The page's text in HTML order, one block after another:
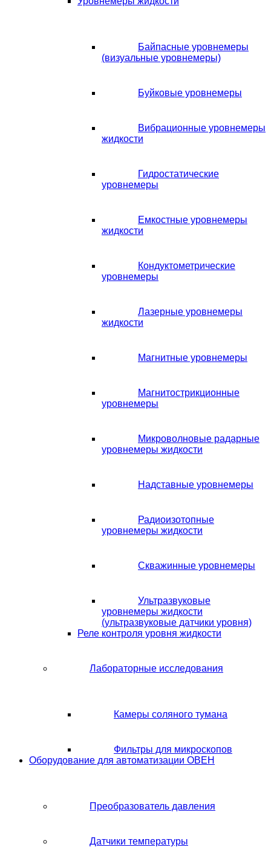
Байпасные уровнемеры
(визуальные уровнемеры)
Буйковые уровнемеры
Вибрационные уровнемеры
жидкости
Гидростатические
уровнемеры
Емкостные уровнемеры
жидкости
Кондуктометрические
уровнемеры
Лазерные уровнемеры
жидкости
Магнитные уровнемеры
Магнитострикционные
уровнемеры
Микроволновые радарные
уровнемеры жидкости
Надставные уровнемеры
Радиоизотопные
уровнемеры жидкости
Скважинные уровнемеры
Ультразвуковые
уровнемеры жидкости
(ультразвуковые датчики уровня)
Реле контроля уровня жидкости
Лабораторные исследования
Камеры соляного тумана
Фильтры для микроскопов
Оборудование для автоматизации ОВЕН
Преобразователь давления
Датчики температуры